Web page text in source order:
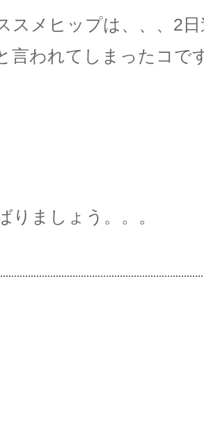
スメヒップは、、、2
言われてしまったコで
りましょう。。。